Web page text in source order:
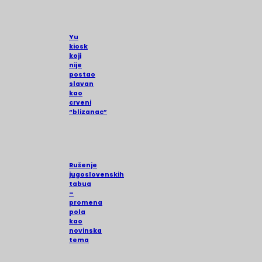
Yu
kiosk
koji
nije
postao
slavan
kao
crveni
“blizanac”
Rušenje
jugoslovenskih
tabua
–
promena
pola
kao
novinska
tema